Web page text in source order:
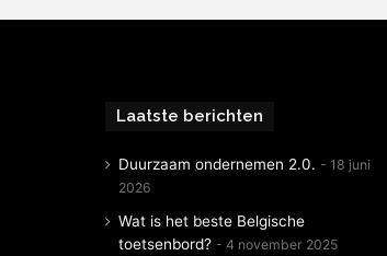
Laatste berichten
Duurzaam ondernemen 2.0.
18 juni
2026
Wat is het beste Belgische
toetsenbord?
4 november 2025